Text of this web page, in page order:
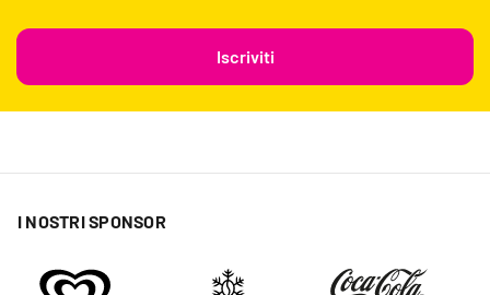
Iscriviti
I NOSTRI SPONSOR